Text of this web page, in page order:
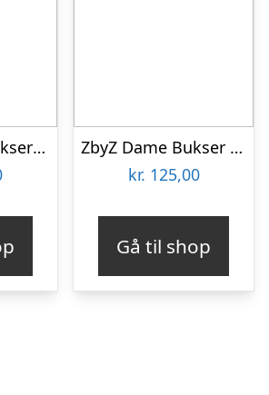
Dame Cargobukser Plus Size – Sort – 5XL/6XL
ZbyZ Dame Bukser Plus Size – Pink – 42/44
kr. 125,00
Gå til shop